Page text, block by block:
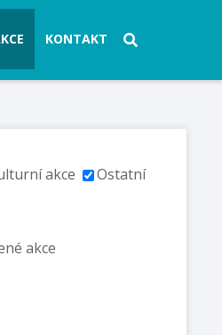
KONTAKT
akce
Ostatní
akce